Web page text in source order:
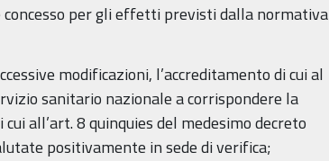
per gli effetti previsti dalla normativa
modificazioni, l’accreditamento di cui al
sanitario nazionale a corrispondere la
all’art. 8 quinquies del medesimo decreto
positivamente in sede di verifica;